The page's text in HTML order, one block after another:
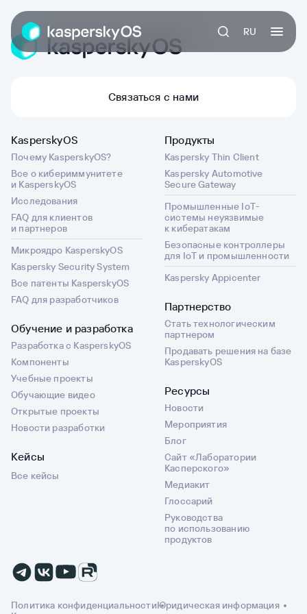
RU
Связаться с нами
KasperskyOS
Почему KasperskyOS?
Все о кибериммунитете
и KasperskyOS
Исследования
FAQ для клиентов
и партнеров
Микроядро KasperskyOS
Kaspersky Security System
Все патенты KasperskyOS
FAQ для разработчиков
Обучение и разработка
Разработка с KasperskyOS
Компоненты
Учебные проекты
Обучающие видео
Открытые проекты
Новости разработки
Кейсы
Все кейсы
Продукты
Kaspersky Thin Client
Kaspersky Automotive
Secure Gateway
Промышленные IoT-
системы неуязвимые
к кибератакам
Безопасные контроллеры
для IoT и промышленности
Kaspersky Appicenter
Партнерство
Стать технологическим
партнером
Продавать решения на базе
KasperskyOS
Ресурсы
Новости
Мероприятия
Блог
Сайт «Лаборатории
Касперского»
Медиакит
Глоссарий
Руководства
по использованию
продуктов
Политика конфиденциальностиЮридическая информация